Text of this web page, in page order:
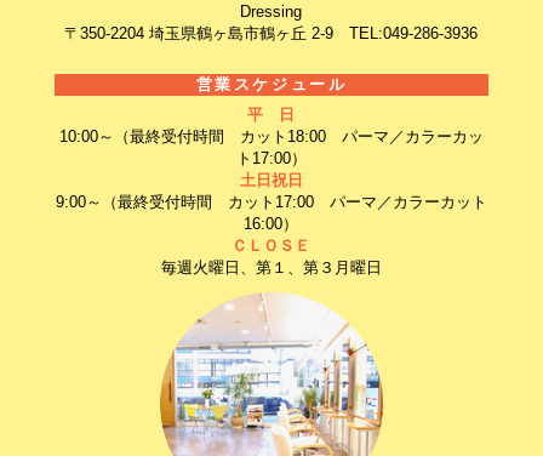
Dressing
〒350-2204 埼玉県鶴ヶ島市鶴ヶ丘 2-9 TEL:049-286-3936
営業スケジュール
平 日
10:00～（最終受付時間 カット18:00 パーマ／カラーカッ
ト17:00）
土日祝日
9:00～（最終受付時間 カット17:00 パーマ／カラーカット
16:00）
ＣＬＯＳＥ
毎週火曜日、第１、第３月曜日